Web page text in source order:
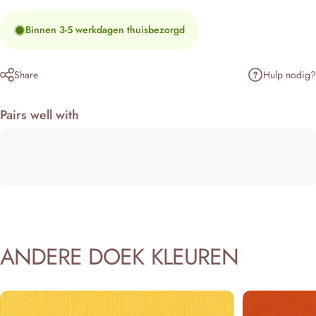
Binnen 3-5 werkdagen thuisbezorgd
Share Hulp nodig?
Pairs well with
ANDERE DOEK KLEUREN